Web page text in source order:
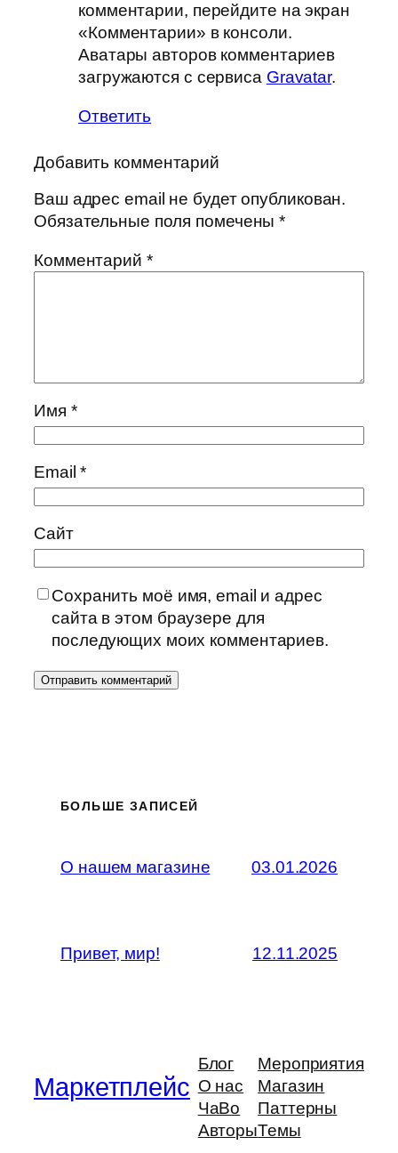
комментарии, перейдите на экран
«Комментарии» в консоли.
Аватары авторов комментариев
загружаются с сервиса Gravatar.
Ответить
Добавить комментарий
Ваш адрес email не будет опубликован.
Обязательные поля помечены*
Комментарий *
Имя *
Email*
Сайт
Сохранить моё имя, email и адрес
сайта в этом браузере для
последующих моих комментариев.
БОЛЬШЕ ЗАПИСЕЙ
О нашем магазине 03.01.2026
Привет, мир! 12.11.2025
Маркетплейс
Блог
О нас
ЧаВо
Авторы
Мероприятия
Магазин
Паттерны
Темы